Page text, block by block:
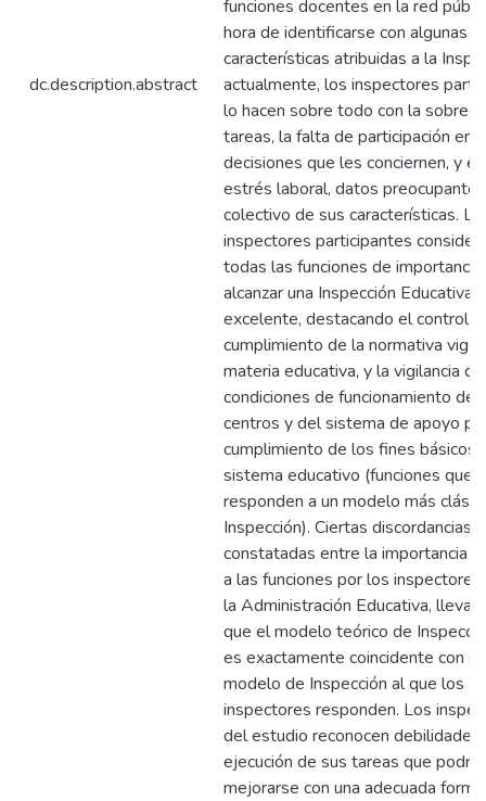
dc.description.abstract
funciones docentes en la red
hora de identificarse con algunas
características atribuidas a la
actualmente, los inspectores
lo hacen sobre todo con la
tareas, la falta de participación en
decisiones que les conciernen, y el
estrés laboral, datos
colectivo de sus características.
inspectores participantes
todas las funciones de importancia
alcanzar una Inspección Educativa
excelente, destacando el control
cumplimiento de la normativa
materia educativa, y la vigilancia
condiciones de funcionamiento de
centros y del sistema de apoyo
cumplimiento de los fines básicos
sistema educativo (funciones que
responden a un modelo más
Inspección). Ciertas discordancias
constatadas entre la importancia
a las funciones por los
la Administración Educativa, lleva
que el modelo teórico de
es exactamente coincidente con el
modelo de Inspección al que los
inspectores responden. Los
del estudio reconocen debilidades
ejecución de sus tareas que
mejorarse con una adecuada